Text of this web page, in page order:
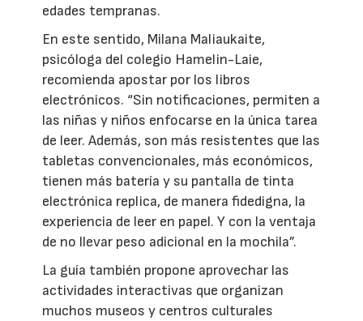
edades tempranas.
En este sentido, Milana Maliaukaite,
psicóloga del colegio Hamelin-Laie,
recomienda apostar por los libros
electrónicos. “Sin notificaciones, permiten a
las niñas y niños enfocarse en la única tarea
de leer. Además, son más resistentes que las
tabletas convencionales, más económicos,
tienen más batería y su pantalla de tinta
electrónica replica, de manera fidedigna, la
experiencia de leer en papel. Y con la ventaja
de no llevar peso adicional en la mochila”.
La guía también propone aprovechar las
actividades interactivas que organizan
muchos museos y centros culturales